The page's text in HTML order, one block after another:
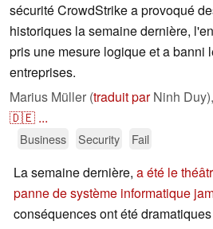
sécurité CrowdStrike a provoqué
historiques la semaine dernière,
pris une mesure logique et a banni
entreprises.
Marius Müller (traduit parNinh Duy),
🇩🇪 ...
Business Security Fail
La semaine dernière, a été le
panne de système informatique
conséquences ont été